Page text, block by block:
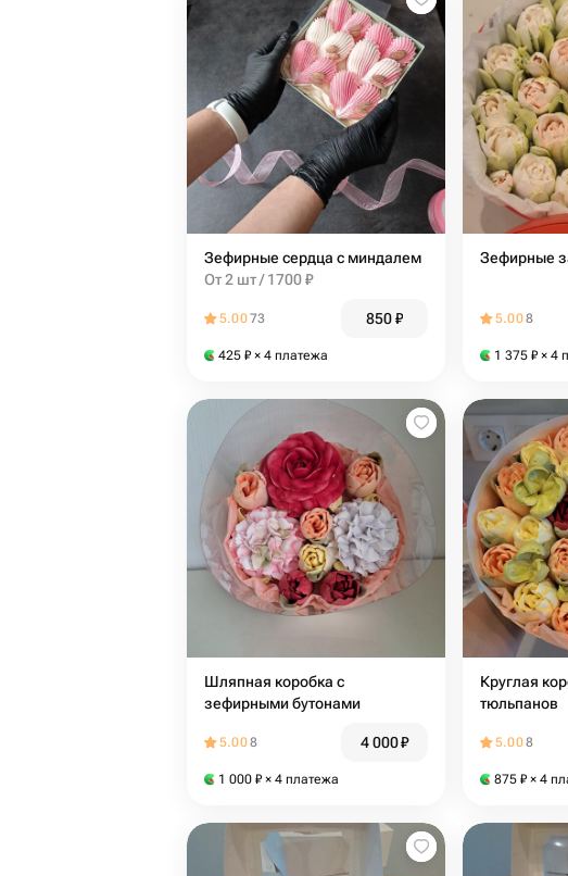
Зефирные сердца с миндалем
От 2 шт / 1700 ₽
5.0073 850₽
425 ₽ × 4 платежа
Зефирные
5.008
1 375 ₽ × 4
Шляпная коробка с
зефирными бутонами
5.008 4 000₽
1 000 ₽ × 4 платежа
Круглая
тюльпанов
5.008
875 ₽ × 4